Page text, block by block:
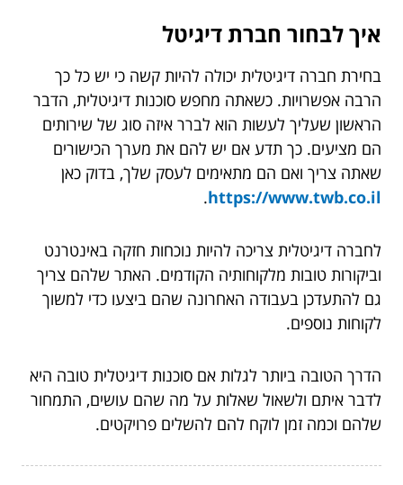
איך לבחור חברת דיגיטל
בחירת חברה דיגיטלית יכולה להיות קשה כי יש כל כך
הרבה אפשרויות. כשאתה מחפש סוכנות דיגיטלית, הדבר
הראשון שעליך לעשות הוא לברר איזה סוג של שירותים
הם מציעים. כך תדע אם יש להם את מערך הכישורים
שאתה צריך ואם הם מתאימים לעסק שלך, בדוק כאן
https://www.twb.co.il
.
לחברה דיגיטלית צריכה להיות נוכחות חזקה באינטרנט
וביקורות טובות מלקוחותיה הקודמים. האתר שלהם צריך
גם להתעדכן בעבודה האחרונה שהם ביצעו כדי למשוך
לקוחות נוספים.
הדרך הטובה ביותר לגלות אם סוכנות דיגיטלית טובה היא
לדבר איתם ולשאול שאלות על מה שהם עושים, התמחור
שלהם וכמה זמן לוקח להם להשלים פרויקטים.